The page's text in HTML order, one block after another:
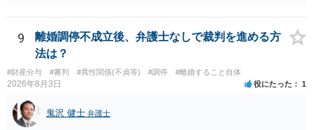
相手に弁護士がついているということであれば、依頼をするかしない
かは別として一度ご自身も個別に弁護士に相談をされたほうが良いで
しょう。
9
離婚調停不成立後、弁護士なしで裁判を進める方
法は？
#財産分与 #審判 #異性関係(不貞等) #調停 #離婚すること自体
2026年8月3日 役にたった 1
鬼沢 健士 弁護士